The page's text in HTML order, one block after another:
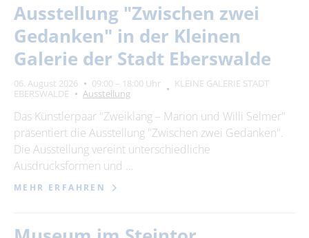
Suchbegriff
bitte wählen
Ort
SUCHEN
Ausstellung "Zwischen zwei
Gedanken" in der Kleinen
Galerie der Stadt Eberswalde
06. August 2026 09:00 – 18:00 Uhr
KLEINE GALERIE STADT
EBERSWALDE
Ausstellung
Das Künstlerpaar "Zweiklang – Marion und Willi Selmer"
präsentiert die Ausstellung "Zwischen zwei Gedanken".
Die Ausstellung vereint unterschiedliche
Ausdrucksformen und …
MEHR ERFAHREN